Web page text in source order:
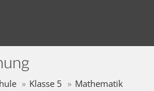
Klasse 5
Mathematik